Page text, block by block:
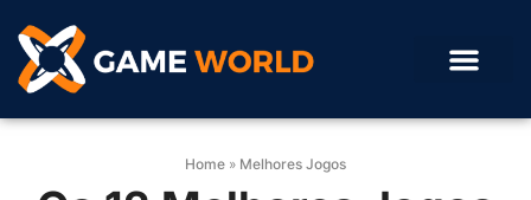
Home » Melhores Jogos